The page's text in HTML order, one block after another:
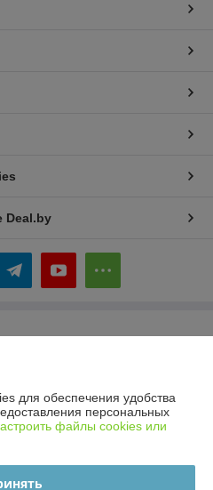
Deal.by
для обеспечения удобства
персональных
файлы cookies или